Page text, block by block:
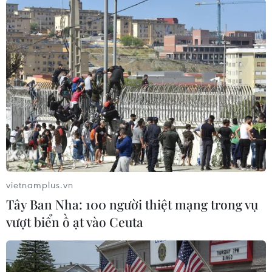
đạt được thỏa thuận sơ bộ nào liên quan gói cứu
trợ./.
(TTXVN/Vietnam+)
vietnamplus.vn
Tây Ban Nha: 100 người thiệt mạng trong vụ
vượt biển ồ ạt vào Ceuta